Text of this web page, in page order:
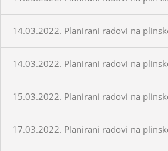
14.03.2022. Planirani radovi na
14.03.2022. Planirani radovi na
15.03.2022. Planirani radovi na
17.03.2022. Planirani radovi na